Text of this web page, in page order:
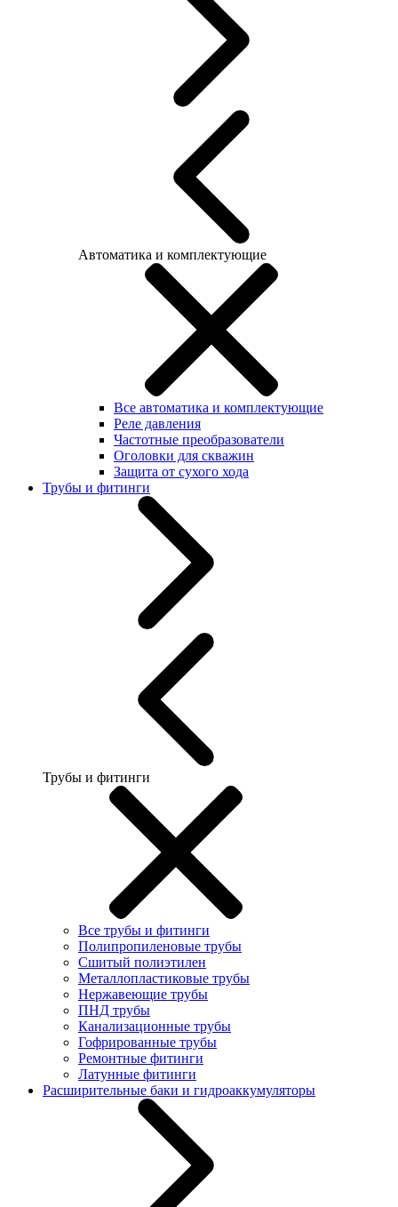
Автоматика и комплектующие
Все автоматика и комплектующие
Реле давления
Частотные преобразователи
Оголовки для скважин
Защита от сухого хода
Трубы и фитинги
Трубы и фитинги
Все трубы и фитинги
Полипропиленовые трубы
Сшитый полиэтилен
Металлопластиковые трубы
Нержавеющие трубы
ПНД трубы
Канализационные трубы
Гофрированные трубы
Ремонтные фитинги
Латунные фитинги
Расширительные баки и гидроаккумуляторы